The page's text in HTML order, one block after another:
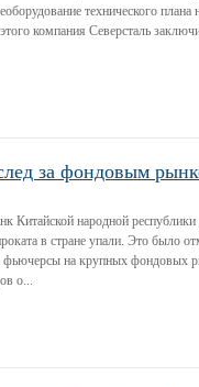
технического плана
компания Северсталь
за фондовым
Китайской народной
в стране упали. Это было
фьючерсы на крупных фондовых
о...